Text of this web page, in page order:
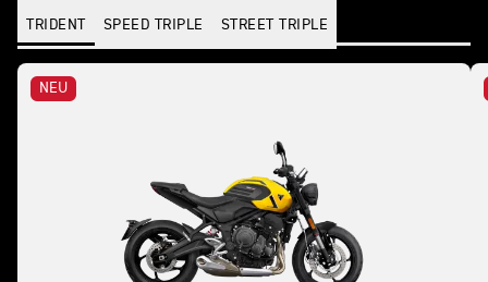
TRIDENT SPEED TRIPLE STREET TRIPLE
NEU